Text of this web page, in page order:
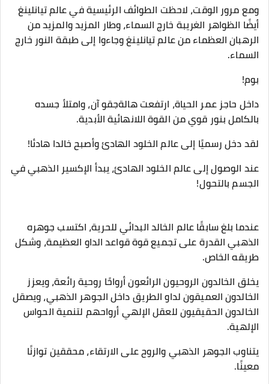
ومع مرور الوقت، لاحظت الطوائف الرئيسية في عالم تيانلينغ
أيضًا الظواهر الغريبة خارج السماء، وطار المزيد والمزيد من
الرهبان العظماء من عالم تيانلينغ وجاءوا إلى طبقة النور خارج
السماء.
بوم!
داخل حاجز عمر الحياة، ارتفعت هالةجقو آن، وامتلأ جسده
بالكامل بنور قوي من القوة اللانهائية الأبدية.
لقد دخل رسميًا إلى عالم الخلود الهادئ وأصبح خالدا هادئا!
عند الوصول إلى عالم الخلود الهادئ، يبدأ الإكسير الذهبي في
الجسم بالتحول!
عندما بلغ سابقًا عالم الخالد البدائي للحرية، اكتسب جوهره
الذهبي القدرة على تجميع قوة قواعد الداو العظيمة، وشكل
طريقه الخاص.
يخلق الخالدون الروحيون الرائعون أرواحًا روحية رائعة، ويعزز
الخالدون العميقون لداو الطريق داخل الجوهر الذهبي، ويصقل
الخالدون الحقيقيون للعقل الإلهي أرواحهم لتنمية الحواس
الإلهية.
يتناوب الجوهر الذهبي والروح على الارتقاء، محققين توازنًا
معينًا.